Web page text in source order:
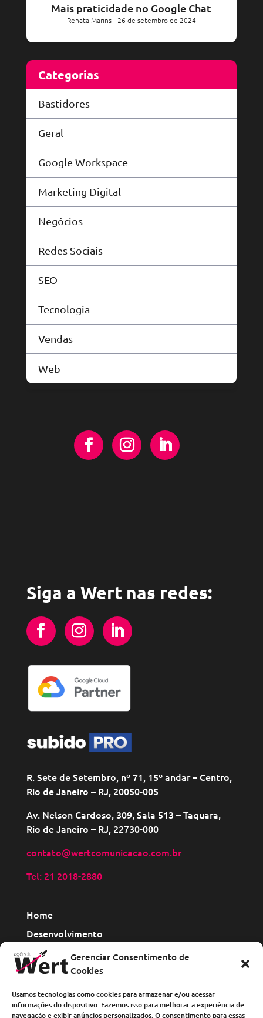
Gerenciar Consentimento de
Cookies
Usamos tecnologias como cookies para armazenar e/ou acessar
informações do dispositivo. Fazemos isso para melhorar a experiência de
navegação e exibir anúncios personalizados. O consentimento para essas
Mais praticidade no Google Chat
Renata Marins 26 de setembro de 2024
Categorias
Bastidores
Geral
Google Workspace
Marketing Digital
Negócios
Redes Sociais
SEO
Tecnologia
Vendas
Web
Siga a Wert nas redes:
R. Sete de Setembro, nº 71, 15º andar – Centro,
Rio de Janeiro – RJ, 20050-005
Av. Nelson Cardoso, 309, Sala 513 – Taquara,
Rio de Janeiro – RJ, 22730-000
contato@wertcomunicacao.com.br
Tel: 21 2018-2880
Home
Desenvolvimento
Site institucional
E-commerce
Catálogo Digital